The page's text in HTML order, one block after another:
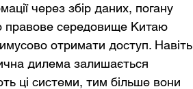
через збір даних, погану
правове середовище Китаю
отримати доступ. Навіть
дилема залишається
ці системи, тим більше вони